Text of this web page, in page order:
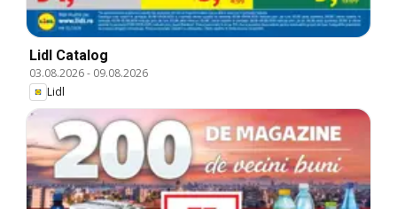
Lidl Catalog
03.08.2026- 09.08.2026
Lidl